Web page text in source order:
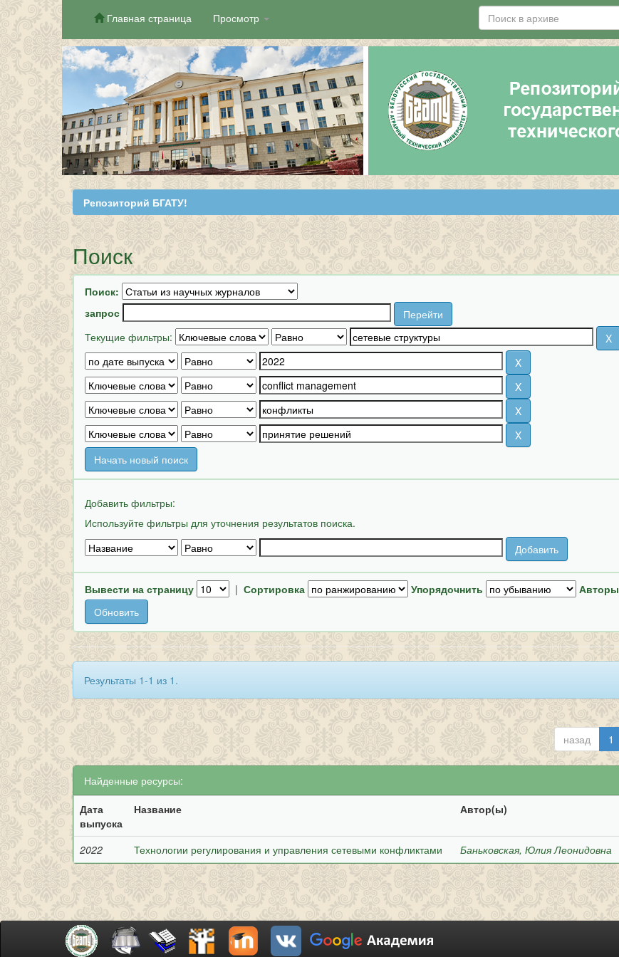
Skip
navigation
Главная страница Просмотр
Репозиторий БГАТУ!
Поиск
Поиск:
запрос
Текущие фильтры:
Начать новый поиск
Добавить фильтры:
Используйте фильтры для уточнения результатов поиска.
Вывести на страницу | Сортировка Упорядочнить Авторы
Результаты 1-1 из 1.
назад 1
Найденные ресурсы:
Дата
выпуска
Название Автор(ы)
2022 Технологии регулирования и управления сетевыми конфликтами Баньковская, Юлия Леонидовна